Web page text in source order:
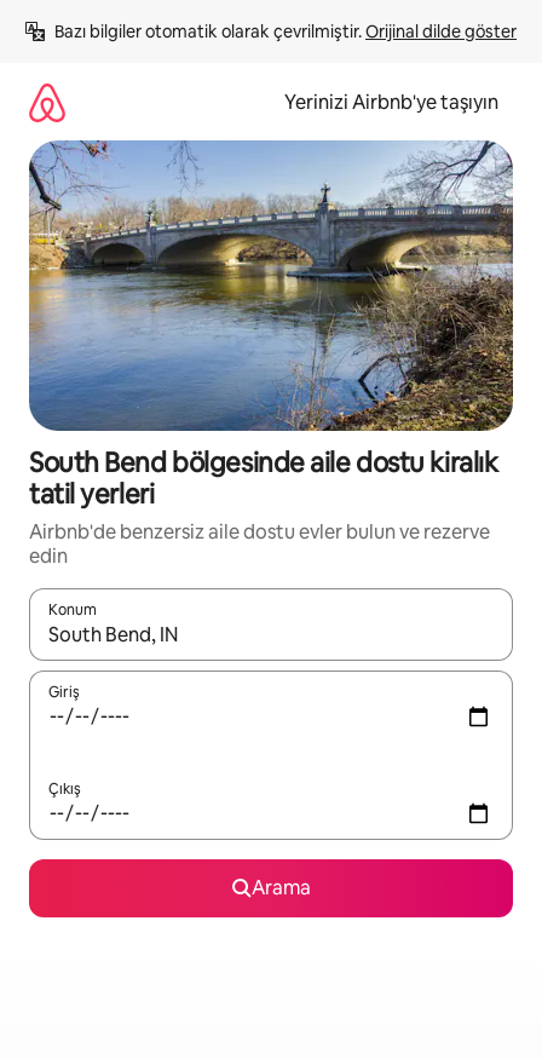
atla
Bazı bilgiler otomatik olarak çevrilmiştir. Orijinal dilde göster
Yerinizi Airbnb'ye taşıyın
South Bend bölgesinde aile dostu kiralık
tatil yerleri
Airbnb'de benzersiz aile dostu evler bulun ve rezerve
edin
Konum
Sonuçlar kullanılabilir olduğunda yukarı ve aşağı oklarıyla
Giriş
Çıkış
Arama